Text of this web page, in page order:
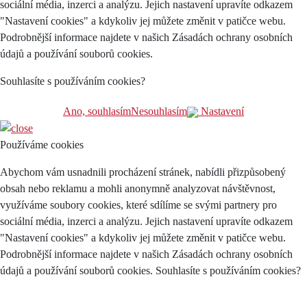
sociální média, inzerci a analýzu. Jejich nastavení upravíte odkazem
"Nastavení cookies" a kdykoliv jej můžete změnit v patičce webu.
Podrobnější informace najdete v našich Zásadách ochrany osobních
údajů a používání souborů cookies.
Souhlasíte s používáním cookies?
Ano, souhlasímNesouhlasím Nastavení
Používáme cookies
Abychom vám usnadnili procházení stránek, nabídli přizpůsobený
obsah nebo reklamu a mohli anonymně analyzovat návštěvnost,
využíváme soubory cookies, které sdílíme se svými partnery pro
sociální média, inzerci a analýzu. Jejich nastavení upravíte odkazem
"Nastavení cookies" a kdykoliv jej můžete změnit v patičce webu.
Podrobnější informace najdete v našich Zásadách ochrany osobních
údajů a používání souborů cookies. Souhlasíte s používáním cookies?